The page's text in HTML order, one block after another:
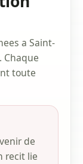
a Saint-
Chaque
toute
de
recit lie